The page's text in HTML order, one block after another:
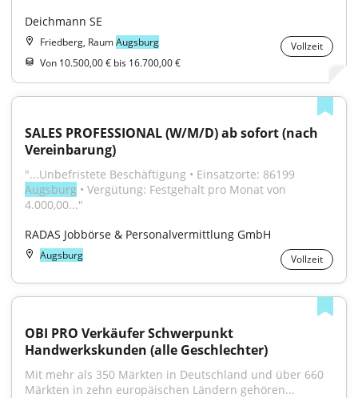
Deichmann SE
Friedberg, RaumAugsburg
Vollzeit
Von 10.500,00 € bis 16.700,00 €
SALES PROFESSIONAL (W/M/D) ab sofort (nach
Vereinbarung)
Augsburg • Vergütung: Festgehalt pro Monat von
4.000,00..."
RADAS Jobbörse & Personalvermittlung GmbH
Augsburg Vollzeit
OBI PRO Verkäufer Schwerpunkt
Handwerkskunden (alle Geschlechter)
Mit mehr als 350 Märkten in Deutschland und über 660
Märkten in zehn europäischen Ländern gehören...